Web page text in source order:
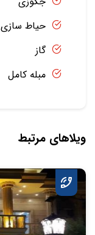
حیاط سازی
گاز
مبله کامل
ویلاهای مرتبط